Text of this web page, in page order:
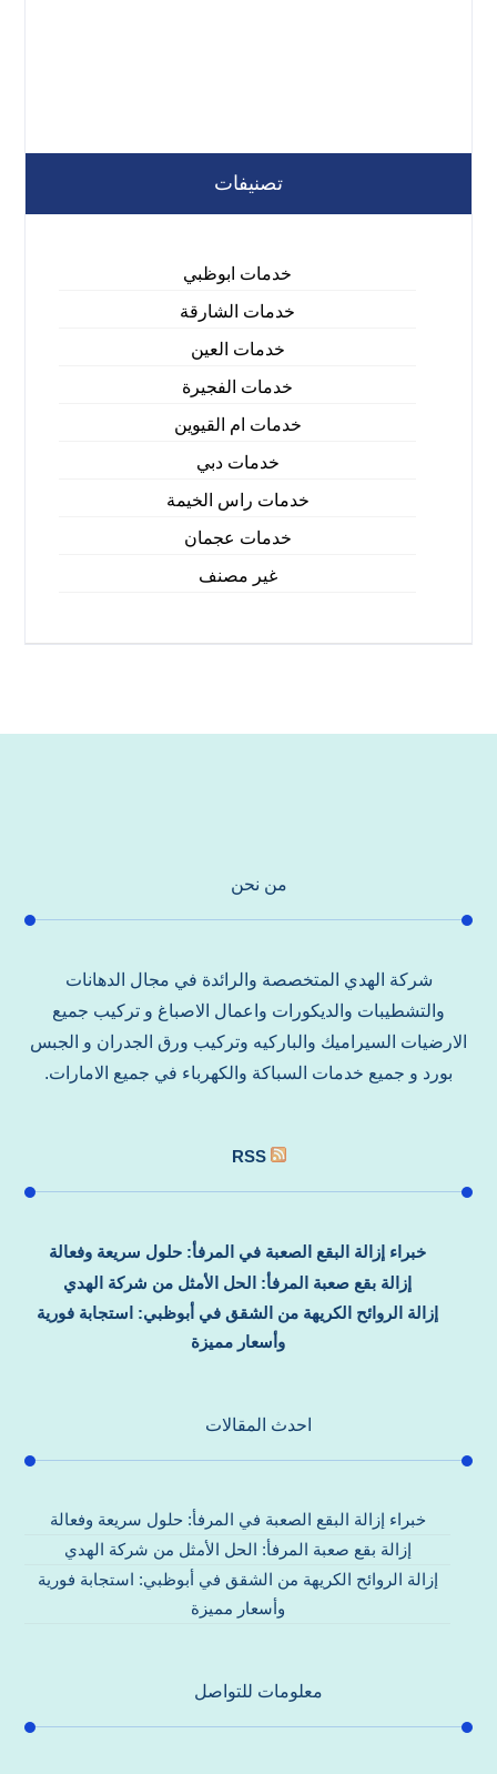
تصنيفات
خدمات ابوظبي
خدمات الشارقة
خدمات العين
خدمات الفجيرة
خدمات ام القيوين
خدمات دبي
خدمات راس الخيمة
خدمات عجمان
غير مصنف
من نحن
شركة الهدي المتخصصة والرائدة في مجال الدهانات
والتشطيبات والديكورات واعمال الاصباغ و تركيب جميع
الارضيات السيراميك والباركيه وتركيب ورق الجدران و الجبس
بورد و جميع خدمات السباكة والكهرباء في جميع الامارات.
RSS
خبراء إزالة البقع الصعبة في المرفأ: حلول سريعة وفعالة
إزالة بقع صعبة المرفأ: الحل الأمثل من شركة الهدي
إزالة الروائح الكريهة من الشقق في أبوظبي: استجابة فورية
وأسعار مميزة
احدث المقالات
خبراء إزالة البقع الصعبة في المرفأ: حلول سريعة وفعالة
إزالة بقع صعبة المرفأ: الحل الأمثل من شركة الهدي
إزالة الروائح الكريهة من الشقق في أبوظبي: استجابة فورية
وأسعار مميزة
معلومات للتواصل